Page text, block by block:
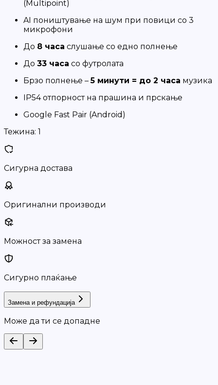
(Multipoint)
AI поништување на шум при повици со 3
микрофони
До 8 часа слушање со едно полнење
До 33 часа со футролата
Брзо полнење –5 минути = до 2 часа музика
IP54 отпорност на прашина и прскање
Google Fast Pair (Android)
Тежина: 1
Сигурна достава
Оригинални производи
Можност за замена
Сигурно плаќање
Замена и рефундација
Може да ти се допадне